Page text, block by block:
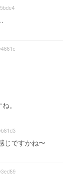
。
じですかね〜